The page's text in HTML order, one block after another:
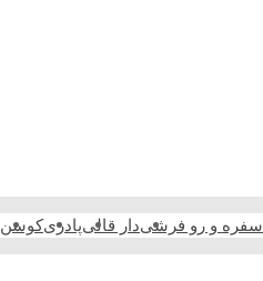
سفره و رو فرشیدار قالیپادریکوسن